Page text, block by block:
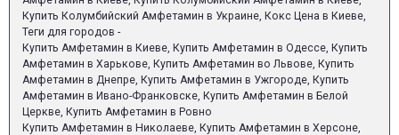
Купить Колумбийский Амфетамин в Украине, Кокс Цена в Киеве,
Теги для городов -
Купить Амфетамин в Киеве, Купить Амфетамин в Одессе, Купить
Амфетамин в Харькове, Купить Амфетамин во Львове, Купить
Амфетамин в Днепре, Купить Амфетамин в Ужгороде, Купить
Амфетамин в Ивано-Франковске, Купить Амфетамин в Белой
Церкве, Купить Амфетамин в Ровно
Купить Амфетамин в Николаеве, Купить Амфетамин в Херсоне,